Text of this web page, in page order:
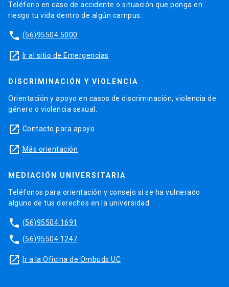
Teléfono en caso de accidente o situación que ponga en
riesgo tu vida dentro de algún campus.
phone (56)95504 5000
launch Ir al sitio de Emergencias
DISCRIMINACIÓN Y VIOLENCIA
Orientación y apoyo en casos de discriminación, violencia de
género o violencia sexual.
launch Contacto para apoyo
launch Más orientación
MEDIACIÓN UNIVERSITARIA
Teléfonos para orientación y consejo si se ha vulnerado
alguno de tus derechos en la universidad.
phone (56)95504 1691
phone (56)95504 1247
launch Ir a la Oficina de Ombuds UC